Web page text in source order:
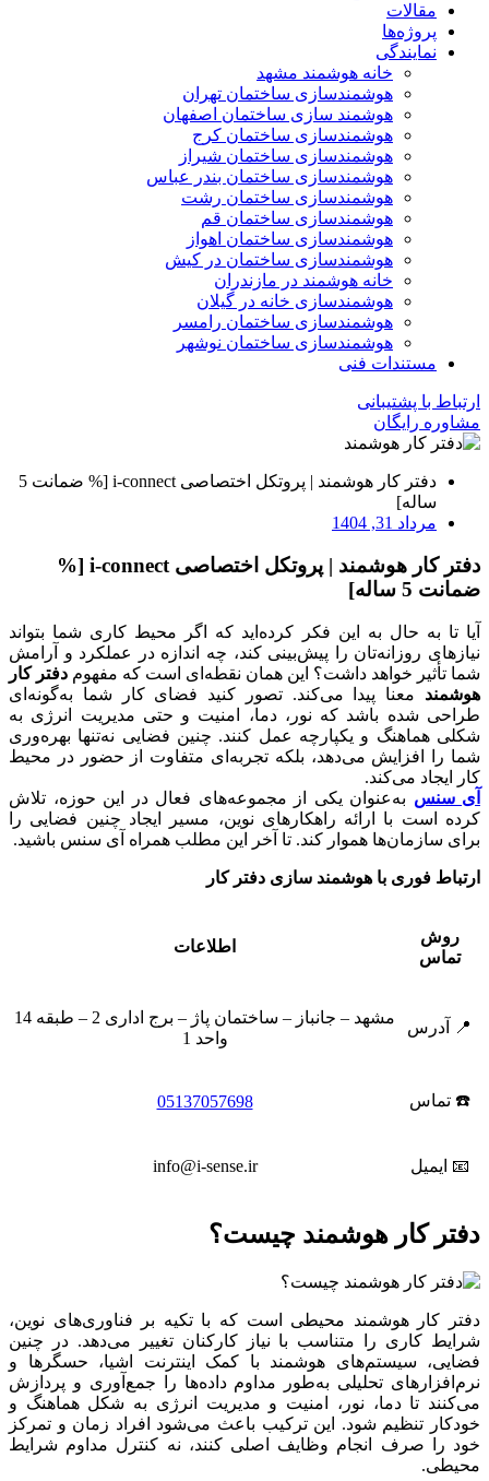
مقالات
پروژه‌ها
نمایندگی
خانه هوشمند مشهد
هوشمندسازی ساختمان تهران
هوشمند سازی ساختمان اصفهان
هوشمندسازی ساختمان کرج
هوشمندسازی ساختمان شیراز
هوشمندسازی ساختمان بندر عباس
هوشمندسازی ساختمان رشت
هوشمندسازی ساختمان قم
هوشمندسازی ساختمان اهواز
هوشمندسازی ساختمان در کیش
خانه هوشمند در مازندران
هوشمندسازی خانه در گیلان
هوشمندسازی ساختمان رامسر
هوشمندسازی ساختمان نوشهر
مستندات فنی
ارتباط با پشتیبانی
مشاوره رایگان
دفتر کار هوشمند | پروتکل اختصاصی i-connect [% ضمانت 5
ساله]
مرداد 31, 1404
دفتر کار هوشمند | پروتکل اختصاصی i-connect [%
ضمانت 5 ساله]
آیا تا به حال به این فکر کرده‌اید که اگر محیط کاری شما بتواند
نیازهای روزانه‌تان را پیش‌بینی کند، چه اندازه در عملکرد و آرامش
شما تأثیر خواهد داشت؟ این همان نقطه‌ای است که مفهوم دفتر کار
هوشمند معنا پیدا می‌کند. تصور کنید فضای کار شما به‌گونه‌ای
طراحی شده باشد که نور، دما، امنیت و حتی مدیریت انرژی به
شکلی هماهنگ و یکپارچه عمل کنند. چنین فضایی نه‌تنها بهره‌وری
شما را افزایش می‌دهد، بلکه تجربه‌ای متفاوت از حضور در محیط
کار ایجاد می‌کند.
آی سنس به‌عنوان یکی از مجموعه‌های فعال در این حوزه، تلاش
کرده است با ارائه راهکارهای نوین، مسیر ایجاد چنین فضایی را
برای سازمان‌ها هموار کند. تا آخر این مطلب همراه آی سنس باشید.
ارتباط فوری با هوشمند سازی دفتر کار
روش
تماس
اطلاعات
📍 آدرس
مشهد – جانباز – ساختمان پاژ – برج اداری 2 – طبقه 14
واحد 1
☎️ تماس 05137057698
📧 ایمیل info@i-sense.ir
دفتر کار هوشمند چیست؟
دفتر کار هوشمند محیطی است که با تکیه بر فناوری‌های نوین،
شرایط کاری را متناسب با نیاز کارکنان تغییر می‌دهد. در چنین
فضایی، سیستم‌های هوشمند با کمک اینترنت اشیا، حسگرها و
نرم‌افزارهای تحلیلی به‌طور مداوم داده‌ها را جمع‌آوری و پردازش
می‌کنند تا دما، نور، امنیت و مدیریت انرژی به شکل هماهنگ و
خودکار تنظیم شود. این ترکیب باعث می‌شود افراد زمان و تمرکز
خود را صرف انجام وظایف اصلی کنند، نه کنترل مداوم شرایط
محیطی.